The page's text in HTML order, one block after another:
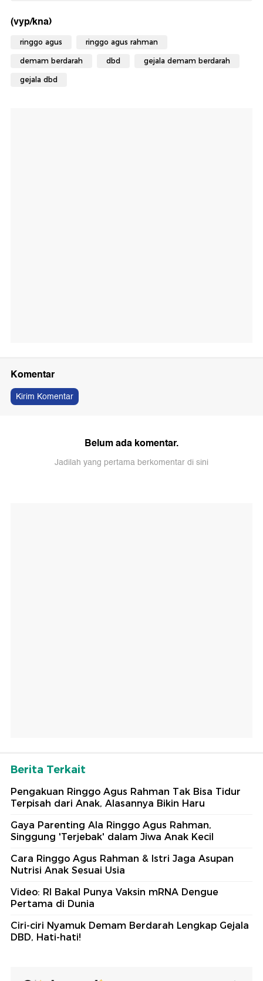
(vyp/kna)
ringgo agus ringgo agus rahman
demam berdarah dbd gejala demam berdarah
gejala dbd
Komentar
Kirim Komentar
Belum ada komentar.
Jadilah yang pertama berkomentar di sini
Berita Terkait
Pengakuan Ringgo Agus Rahman Tak Bisa Tidur
Terpisah dari Anak, Alasannya Bikin Haru
Gaya Parenting Ala Ringgo Agus Rahman,
Singgung 'Terjebak' dalam Jiwa Anak Kecil
Cara Ringgo Agus Rahman & Istri Jaga Asupan
Nutrisi Anak Sesuai Usia
Video: RI Bakal Punya Vaksin mRNA Dengue
Pertama di Dunia
Ciri-ciri Nyamuk Demam Berdarah Lengkap Gejala
DBD, Hati-hati!